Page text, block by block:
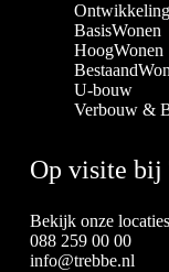
Ontwikkeling
BasisWonen
HoogWonen
U-bouw
Verbouw &
Op visite bij
Bekijk onze locaties
088 259 00 00
info@trebbe.nl